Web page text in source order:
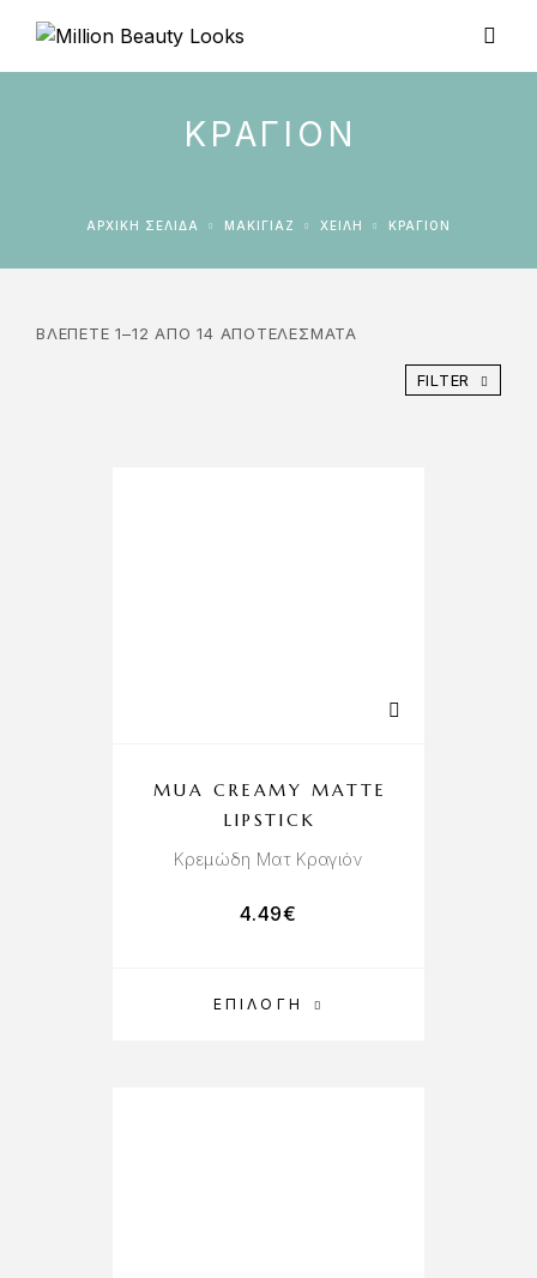
ΚΡΑΓΙΌΝ
ΑΡΧΙΚΉ ΣΕΛΊΔΑ ΜΑΚΙΓΙΑΖ ΧΕΊΛΗ ΚΡΑΓΙΌΝ
ΒΛΈΠΕΤΕ 1–12 ΑΠΌ 14 ΑΠΟΤΕΛΈΣΜΑΤΑ
FILTER
ΕΠΙΛΟΓΉ
MUA CREAMY MATTE
LIPSTICK
Κρεμώδη Ματ Κραγιόν
4.49€